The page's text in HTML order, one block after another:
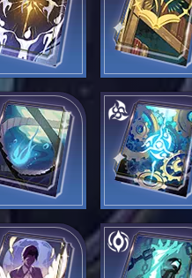
База данных
Сцепленные
шестерни